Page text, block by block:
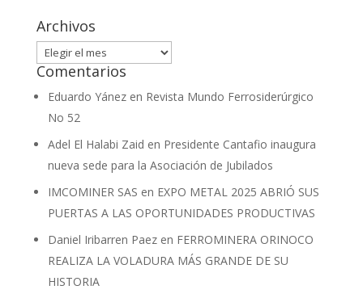
Archivos
Archivos
Comentarios
Eduardo Yánezen Revista Mundo Ferrosiderúrgico
No 52
Adel El Halabi Zaid en Presidente Cantafio inaugura
nueva sede para la Asociación de Jubilados
IMCOMINER SAS en EXPO METAL 2025 ABRIÓ SUS
PUERTAS A LAS OPORTUNIDADES PRODUCTIVAS
Daniel Iribarren Paezen FERROMINERA ORINOCO
REALIZA LA VOLADURA MÁS GRANDE DE SU
HISTORIA